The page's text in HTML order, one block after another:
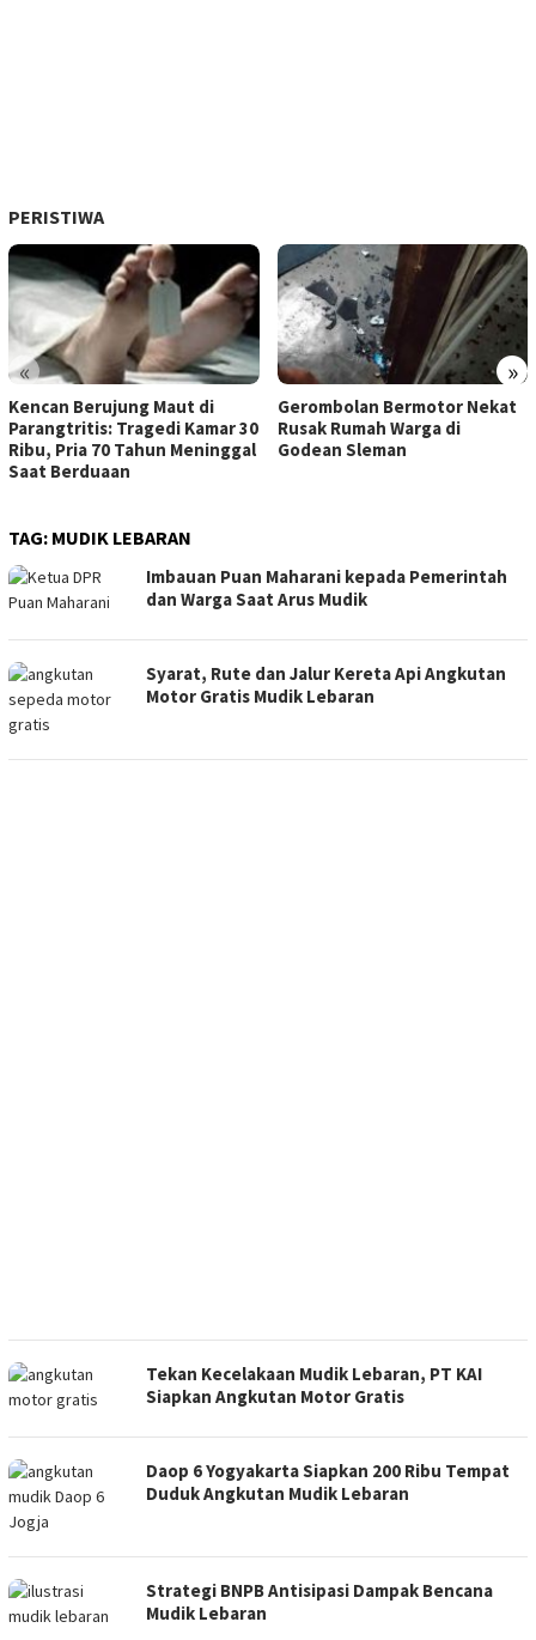
PERISTIWA
« »
Kencan Berujung Maut di
Parangtritis: Tragedi Kamar 30
Ribu, Pria 70 Tahun Meninggal
Saat Berduaan
Gerombolan Bermotor Nekat
Rusak Rumah Warga di
Godean Sleman
TAG: MUDIK LEBARAN
Imbauan Puan Maharani kepada Pemerintah
dan Warga Saat Arus Mudik
Syarat, Rute dan Jalur Kereta Api Angkutan
Motor Gratis Mudik Lebaran
Tekan Kecelakaan Mudik Lebaran, PT KAI
Siapkan Angkutan Motor Gratis
Daop 6 Yogyakarta Siapkan 200 Ribu Tempat
Duduk Angkutan Mudik Lebaran
Strategi BNPB Antisipasi Dampak Bencana
Mudik Lebaran